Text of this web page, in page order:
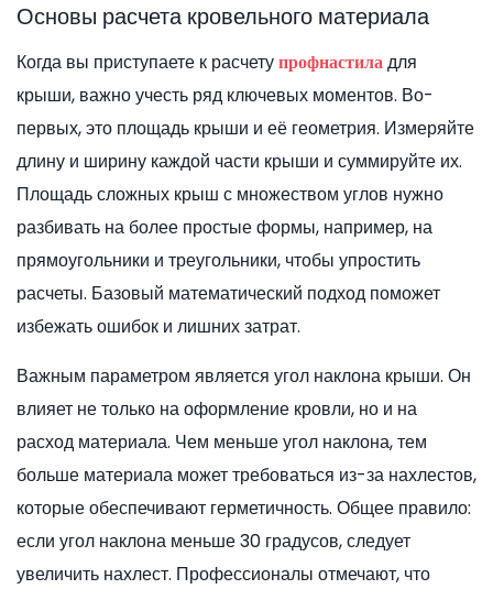
Основы расчета кровельного материала
Когда вы приступаете к расчетупрофнастиладля
крыши, важно учесть ряд ключевых моментов. Во-
первых, это площадь крыши и её геометрия. Измеряйте
длину и ширину каждой части крыши и суммируйте их.
Площадь сложных крыш с множеством углов нужно
разбивать на более простые формы, например, на
прямоугольники и треугольники, чтобы упростить
расчеты. Базовый математический подход поможет
избежать ошибок и лишних затрат.
Важным параметром является угол наклона крыши. Он
влияет не только на оформление кровли, но и на
расход материала. Чем меньше угол наклона, тем
больше материала может требоваться из-за нахлестов,
которые обеспечивают герметичность. Общее правило:
если угол наклона меньше 30 градусов, следует
увеличить нахлест. Профессионалы отмечают, что